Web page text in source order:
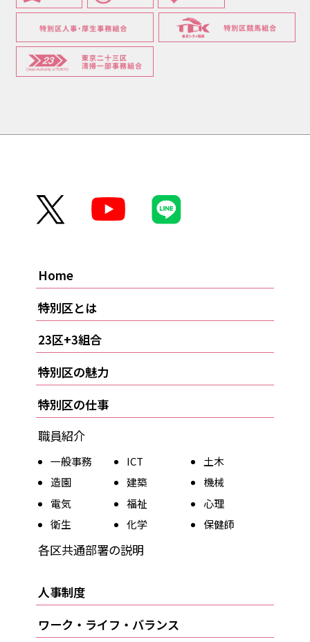
Home
特別区とは
23区+3組合
特別区の魅力
特別区の仕事
職員紹介
一般事務 ICT
土木
造園
建築
機械
電気
福祉
心理
衛生
化学 保健師
各区共通部署の説明
人事制度
ワーク・ライフ・バランス